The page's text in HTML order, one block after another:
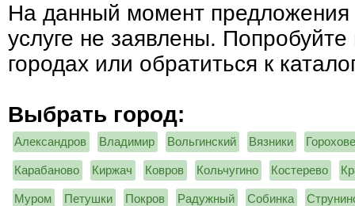
На данный момент предложения
услуге не заявлены. Попробуйте
городах или обратиться к
Выбрать город:
Александров Владимир Вольгинский Вязники
Карабаново Киржач Ковров Кольчугино Костерево
Муром Петушки Покров Радужный Собинка